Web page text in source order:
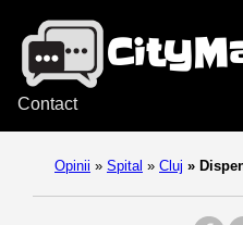
Contact
Opinii » Spital » Cluj »